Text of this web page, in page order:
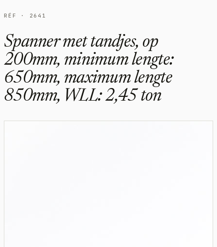
RÉF · 2641
Spanner met tandjes, op
200mm, minimum lengte:
650mm, maximum lengte
850mm, WLL: 2,45 ton